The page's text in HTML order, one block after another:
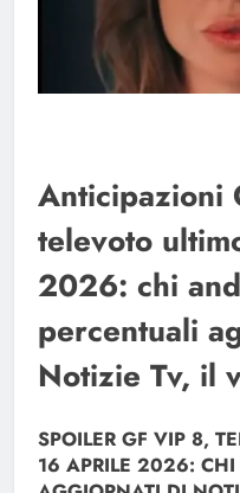
Anticipazioni
televoto
2026: chi
percentuali
Notizie Tv, il
SPOILER GF VIP 8,
16 APRILE 2026: